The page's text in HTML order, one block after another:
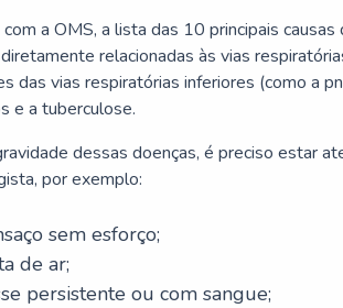
a OMS, a lista das 10 principais
relacionadas às vias
das vias respiratórias inferiores (como a
e a tuberculose.
dessas doenças, é preciso estar
por exemplo:
sem esforço;
de ar;
persistente ou com sangue;